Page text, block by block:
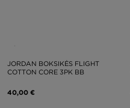
JORDAN BOKSIKĖS FLIGHT
COTTON CORE 3PK BB
40,00 €